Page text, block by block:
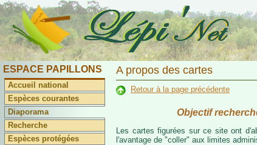
ESPACE PAPILLONS
Accueil national
Espèces courantes
Diaporama
Recherche
Espèces protégées
A propos des cartes
Retour à la page précédente
Objectif
Les cartes figurées sur ce site ont
l'avantage de "coller" aux limites